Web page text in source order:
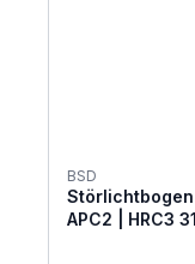
BSD
APC2 | HRC3